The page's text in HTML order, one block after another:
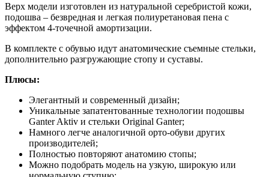
Верх модели изготовлен из натуральной серебристой кожи,
подошва – безвредная и легкая полиуретановая пена с
эффектом 4-точечной амортизации.
В комплекте с обувью идут анатомические съемные стельки,
дополнительно разгружающие стопу и суставы.
Плюсы:
Элегантный и современный дизайн;
Уникальные запатентованные технологии подошвы
Ganter Aktiv и стельки Original Ganter;
Намного легче аналогичной орто-обуви других
производителей;
Полностью повторяют анатомию стопы;
Можно подобрать модель на узкую, широкую или